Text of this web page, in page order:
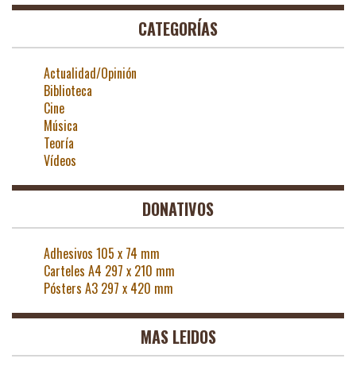
CATEGORÍAS
Actualidad/Opinión
Biblioteca
Cine
Música
Teoría
Vídeos
DONATIVOS
Adhesivos 105 x 74 mm
Carteles A4 297 x 210 mm
Pósters A3 297 x 420 mm
MAS LEIDOS